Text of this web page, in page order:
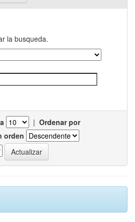
la busqueda.
| Ordenar por
orden